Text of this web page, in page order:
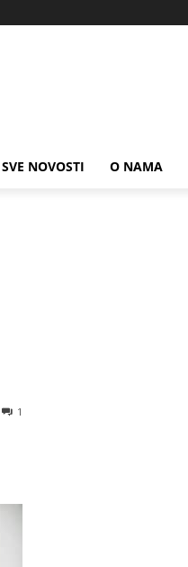
SVE NOVOSTI O NAMA
1